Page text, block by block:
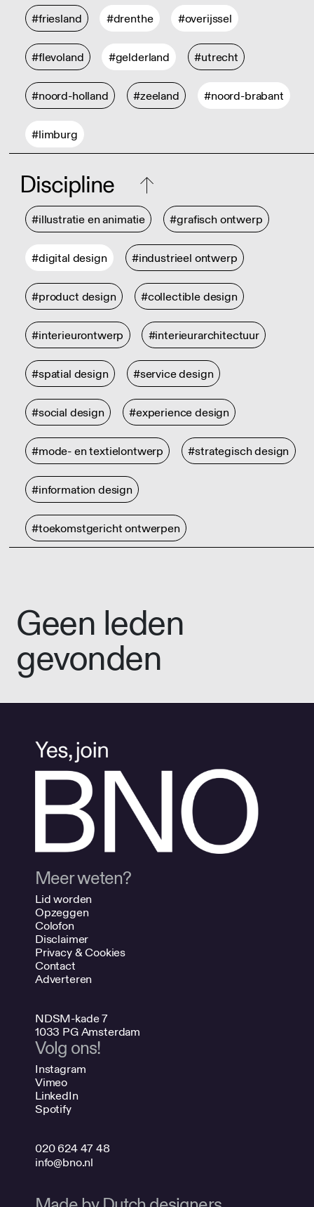
#friesland #drenthe #overijssel
#flevoland #gelderland #utrecht
#noord-holland #zeeland #noord-brabant
#limburg
Discipline
#illustratie en animatie #grafisch ontwerp
#digital design #industrieel ontwerp
#product design #collectible design
#interieurontwerp #interieurarchitectuur
#spatial design #service design
#social design #experience design
#mode- en textielontwerp #strategisch design
#information design
#toekomstgericht ontwerpen
Geen leden
gevonden
Meer weten?
Lid worden
Opzeggen
Colofon
Disclaimer
Privacy & Cookies
Contact
Adverteren
NDSM-kade 7
1033 PG Amsterdam
Volg ons!
Instagram
Vimeo
LinkedIn
Spotify
020 624 47 48
info@bno.nl